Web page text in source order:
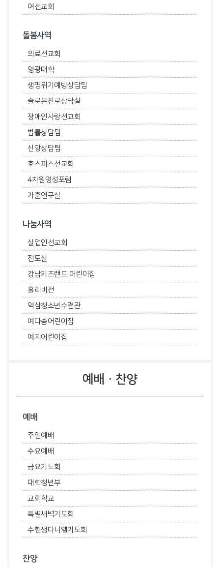
여선교회
돌봄사역
의료선교회
영광대학
생명위기예방상담팀
솔로몬진로상담실
장애인사랑선교회
법률상담팀
신앙상담팀
호스피스선교회
4차원영성포럼
가훈연구실
나눔사역
실업인선교회
전도실
강남키즈랜드 어린이집
홀리비전
역삼청소년수련관
예다솜어린이집
예지어린이집
예배ㆍ찬양
예배
주일예배
수요예배
금요기도회
대학청년부
교회학교
특별새벽기도회
수험생다니엘기도회
찬양